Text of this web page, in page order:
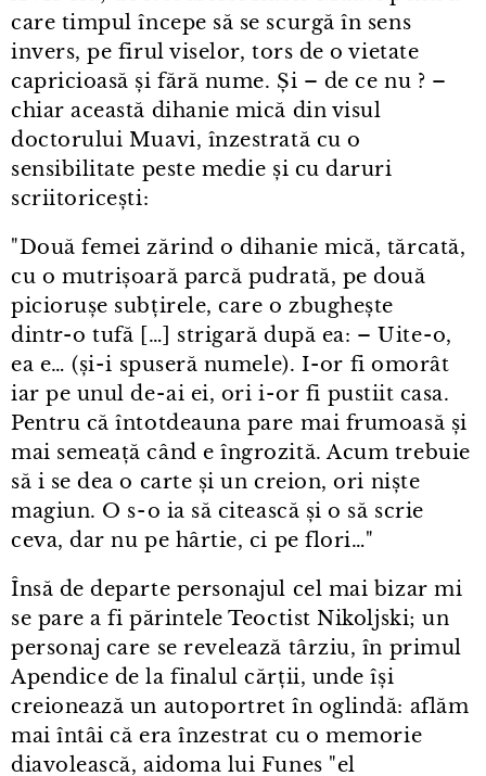
care timpul începe să se scurgă în sens
invers, pe firul viselor, tors de o vietate
capricioasă și fără nume. Și – de ce nu ? –
chiar această dihanie mică din visul
doctorului Muavi, înzestrată cu o
sensibilitate peste medie și cu daruri
scriitoricești:
"Două femei zărind o dihanie mică, tărcată,
cu o mutrișoară parcă pudrată, pe două
piciorușe subțirele, care o zbughește
dintr⁠-⁠o tufă […] strigară după ea: – Uite⁠-⁠o,
ea e… (și⁠-⁠i spuseră numele). I⁠-⁠or fi omorât
iar pe unul de⁠-⁠ai ei, ori i⁠-⁠or fi pustiit casa.
Pentru că întotdeauna pare mai frumoasă și
mai semeață când e îngrozită. Acum trebuie
să i se dea o carte și un creion, ori niște
magiun. O s⁠-⁠o ia să citească și o să scrie
ceva, dar nu pe hârtie, ci pe flori…"
Însă de departe personajul cel mai bizar mi
se pare a fi părintele Teoctist Nikoljski; un
personaj care se revelează târziu, în primul
Apendice de la finalul cărții, unde își
creionează un autoportret în oglindă: aflăm
mai întâi că era înzestrat cu o memorie
diavolească, aidoma lui Funes "el